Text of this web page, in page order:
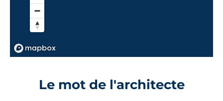
Le mot de l'architecte